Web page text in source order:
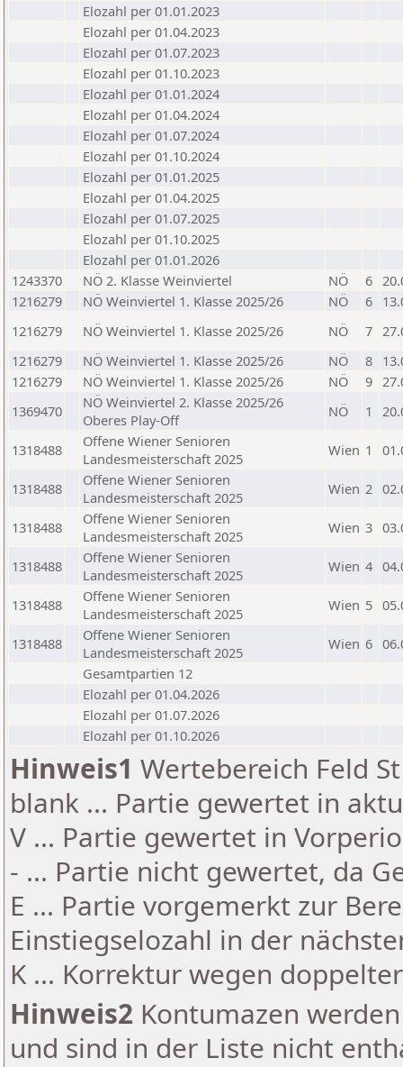
Elozahl per 01.01.2023
Elozahl per 01.04.2023
Elozahl per 01.07.2023
Elozahl per 01.10.2023
Elozahl per 01.01.2024
Elozahl per 01.04.2024
Elozahl per 01.07.2024
Elozahl per 01.10.2024
Elozahl per 01.01.2025
Elozahl per 01.04.2025
Elozahl per 01.07.2025
Elozahl per 01.10.2025
Elozahl per 01.01.2026
1243370
NÖ 2. Klasse Weinviertel NÖ 6
1216279
NÖ Weinviertel 1. Klasse 2025/26 NÖ 6
1216279
NÖ Weinviertel 1. Klasse 2025/26 NÖ 7
1216279
NÖ Weinviertel 1. Klasse 2025/26 NÖ 8
1216279
NÖ Weinviertel 1. Klasse 2025/26 NÖ 9
1369470
NÖ Weinviertel 2. Klasse 2025/26
Oberes Play-Off
NÖ 1
1318488
Offene Wiener Senioren
Landesmeisterschaft 2025
Wien 1
1318488
Offene Wiener Senioren
Landesmeisterschaft 2025
Wien 2
1318488
Offene Wiener Senioren
Landesmeisterschaft 2025
Wien 3
1318488
Offene Wiener Senioren
Landesmeisterschaft 2025
Wien 4
1318488
Offene Wiener Senioren
Landesmeisterschaft 2025
Wien 5
1318488
Offene Wiener Senioren
Landesmeisterschaft 2025
Wien 6
Gesamtpartien 12
Elozahl per 01.04.2026
Elozahl per 01.07.2026
Elozahl per 01.10.2026
Hinweis1 Wertebereich Feld
blank ... Partie gewertet in
V ... Partie gewertet in
- ... Partie nicht gewertet, da
E ... Partie vorgemerkt zur
Einstiegselozahl in der
K ... Korrektur wegen
Hinweis2 Kontumazen
und sind in der Liste nicht